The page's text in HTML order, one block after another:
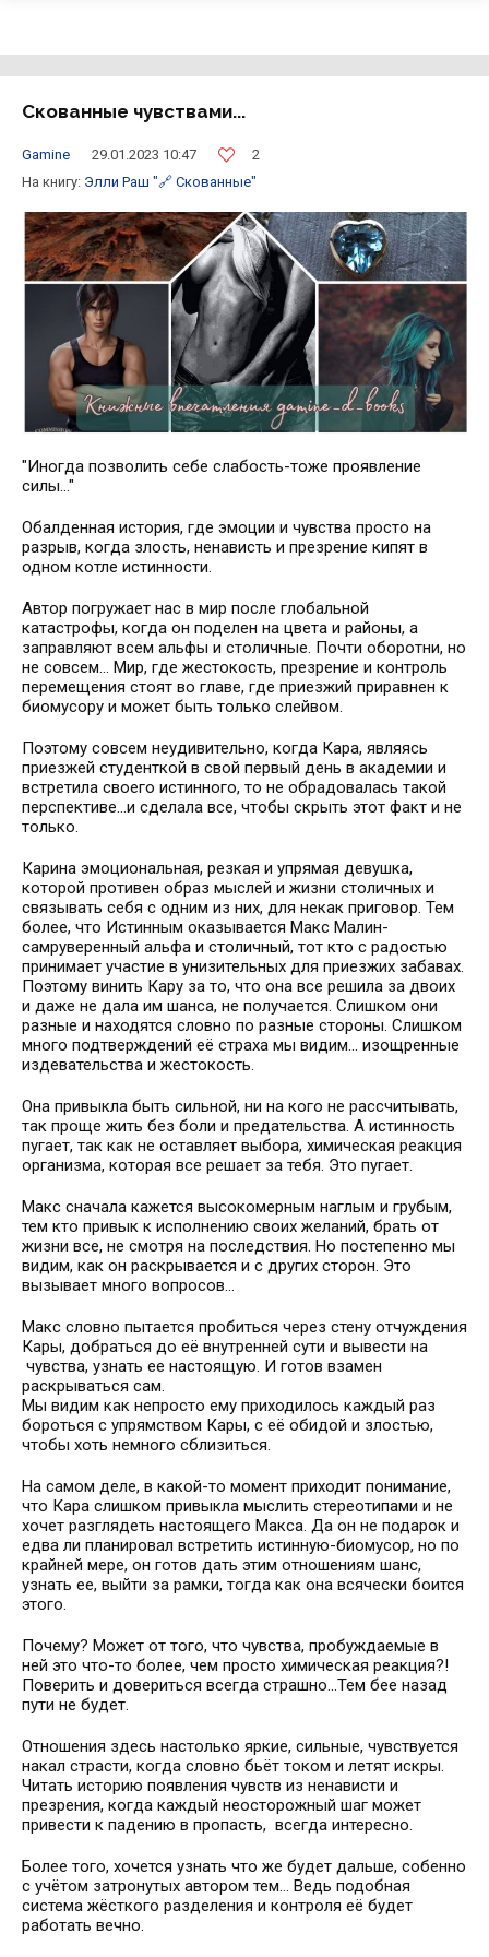
Скованные чувствами...
Gamine 29.01.2023 10:47
2
На книгу: Элли Раш "🔗 Скованные"
"Иногда позволить себе слабость-тоже проявление
силы..."
Обалденная история, где эмоции и чувства просто на
разрыв, когда злость, ненависть и презрение кипят в
одном котле истинности.
Автор погружает нас в мир после глобальной
катастрофы, когда он поделен на цвета и районы, а
заправляют всем альфы и столичные. Почти оборотни, но
не совсем... Мир, где жестокость, презрение и контроль
перемещения стоят во главе, где приезжий приравнен к
биомусору и может быть только слейвом.
Поэтому совсем неудивительно, когда Кара, являясь
приезжей студенткой в свой первый день в академии и
встретила своего истинного, то не обрадовалась такой
перспективе...и сделала все, чтобы скрыть этот факт и не
только.
Карина эмоциональная, резкая и упрямая девушка,
которой противен образ мыслей и жизни столичных и
связывать себя с одним из них, для некак приговор. Тем
более, что Истинным оказывается Макс Малин-
самруверенный альфа и столичный, тот кто с радостью
принимает участие в унизительных для приезжих забавах.
Поэтому винить Кару за то, что она все решила за двоих
и даже не дала им шанса, не получается. Слишком они
разные и находятся словно по разные стороны. Слишком
много подтверждений её страха мы видим... изощренные
издевательства и жестокость.
Она привыкла быть сильной, ни на кого не рассчитывать,
так проще жить без боли и предательства. А истинность
пугает, так как не оставляет выбора, химическая реакция
организма, которая все решает за тебя. Это пугает.
Макс сначала кажется высокомерным наглым и грубым,
тем кто привык к исполнению своих желаний, брать от
жизни все, не смотря на последствия. Но постепенно мы
видим, как он раскрывается и с других сторон. Это
вызывает много вопросов...
Макс словно пытается пробиться через стену отчуждения
Кары, добраться до её внутренней сути и вывести на
чувства, узнать ее настоящую. И готов взамен
раскрываться сам.
Мы видим как непросто ему приходилось каждый раз
бороться с упрямством Кары, с её обидой и злостью,
чтобы хоть немного сблизиться.
На самом деле, в какой-то момент приходит понимание,
что Кара слишком привыкла мыслить стереотипами и не
хочет разглядеть настоящего Макса. Да он не подарок и
едва ли планировал встретить истинную-биомусор, но по
крайней мере, он готов дать этим отношениям шанс,
узнать ее, выйти за рамки, тогда как она всячески боится
этого.
Почему? Может от того, что чувства, пробуждаемые в
ней это что-то более, чем просто химическая реакция?!
Поверить и довериться всегда страшно...Тем бее назад
пути не будет.
Отношения здесь настолько яркие, сильные, чувствуется
накал страсти, когда словно бьёт током и летят искры.
Читать историю появления чувств из ненависти и
презрения, когда каждый неосторожный шаг может
привести к падению в пропасть, всегда интересно.
Более того, хочется узнать что же будет дальше, собенно
с учётом затронутых автором тем... Ведь подобная
система жёсткого разделения и контроля её будет
работать вечно.